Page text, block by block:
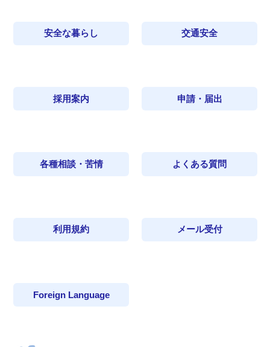
安全な暮らし 交通安全
採用案内 申請・届出
各種相談・苦情 よくある質問
利用規約 メール受付
Foreign Language